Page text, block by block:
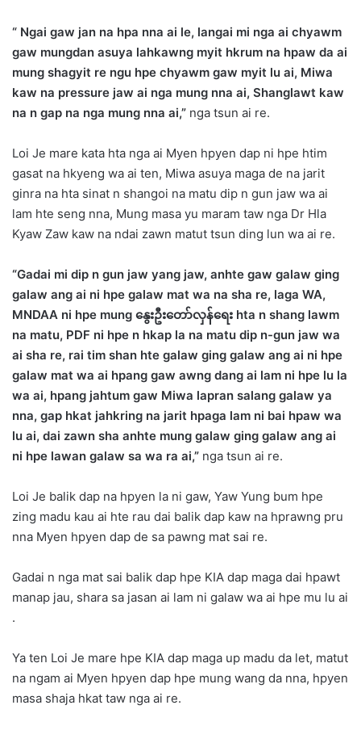
“ Ngai gaw jan na hpa nna ai le, langai mi nga ai chyawm
gaw mungdan asuya lahkawng myit hkrum na hpaw da ai
mung shagyit re ngu hpe chyawm gaw myit lu ai, Miwa
kaw na pressure jaw ai nga mung nna ai, Shanglawt kaw
na n gap na nga mung nna ai,” nga tsun ai re.
Loi Je mare kata hta nga ai Myen hpyen dap ni hpe htim
gasat na hkyeng wa ai ten, Miwa asuya maga de na jarit
ginra na hta sinat n shangoi na matu dip n gun jaw wa ai
lam hte seng nna, Mung masa yu maram taw nga Dr Hla
Kyaw Zaw kaw na ndai zawn matut tsun ding lun wa ai re.
“Gadai mi dip n gun jaw yang jaw, anhte gaw galaw ging
galaw ang ai ni hpe galaw mat wa na sha re, laga WA,
MNDAA ni hpe mung နွေးဦးတော်လှန်ရေး hta n shang lawm
na matu, PDF ni hpe n hkap la na matu dip n-gun jaw wa
ai sha re, rai tim shan hte galaw ging galaw ang ai ni hpe
galaw mat wa ai hpang gaw awng dang ai lam ni hpe lu la
wa ai, hpang jahtum gaw Miwa lapran salang galaw ya
nna, gap hkat jahkring na jarit hpaga lam ni bai hpaw wa
lu ai, dai zawn sha anhte mung galaw ging galaw ang ai
ni hpe lawan galaw sa wa ra ai,” nga tsun ai re.
Loi Je balik dap na hpyen la ni gaw, Yaw Yung bum hpe
zing madu kau ai hte rau dai balik dap kaw na hprawng pru
nna Myen hpyen dap de sa pawng mat sai re.
Gadai n nga mat sai balik dap hpe KIA dap maga dai hpawt
manap jau, shara sa jasan ai lam ni galaw wa ai hpe mu lu ai
.
Ya ten Loi Je mare hpe KIA dap maga up madu da let, matut
na ngam ai Myen hpyen dap hpe mung wang da nna, hpyen
masa shaja hkat taw nga ai re.